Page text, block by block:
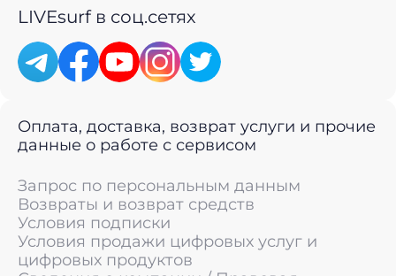
LIVEsurf в соц.сетях
Оплата, доставка, возврат услуги и прочие
данные о работе с сервисом
Запрос по персональным данным
Возвраты и возврат средств
Условия подписки
Условия продажи цифровых услуг и
цифровых продуктов